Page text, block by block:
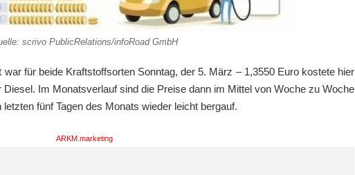
scrivo PublicRelations/infoRoad GmbH
für beide Kraftstoffsorten Sonntag, der 5. März – 1,3550 Euro kostete hier
Im Monatsverlauf sind die Preise dann im Mittel von Woche zu Woche
fünf Tagen des Monats wieder leicht bergauf.
ARKM.marketing